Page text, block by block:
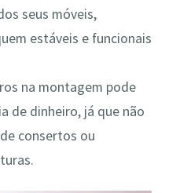
seus móveis,
estáveis e funcionais
na montagem pode
de dinheiro, já que não
consertos ou